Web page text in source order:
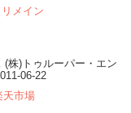
メイン
(株)トゥルーパー・エン
06-22
天市場